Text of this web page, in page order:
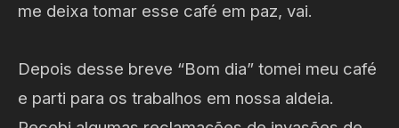
me deixa tomar esse café em paz, vai.
Depois desse breve “Bom dia” tomei meu café
e parti para os trabalhos em nossa aldeia.